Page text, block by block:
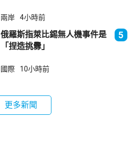
兩岸 4小時前
俄羅斯指萊比錫無人機事件是
「捏造挑釁」
5
國際 10小時前
更多新聞